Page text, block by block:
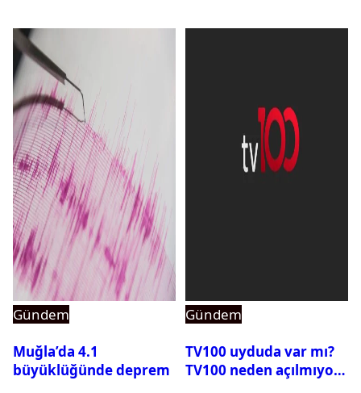
Gündem
Muğla’da 4.1
büyüklüğünde deprem
Gündem
TV100 uyduda var mı?
TV100 neden açılmıyor?